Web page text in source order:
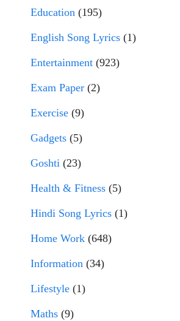
Education (195)
English Song Lyrics (1)
Entertainment (923)
Exam Paper (2)
Exercise (9)
Gadgets (5)
Goshti (23)
Health & Fitness (5)
Hindi Song Lyrics (1)
Home Work (648)
Information (34)
Lifestyle (1)
Maths (9)